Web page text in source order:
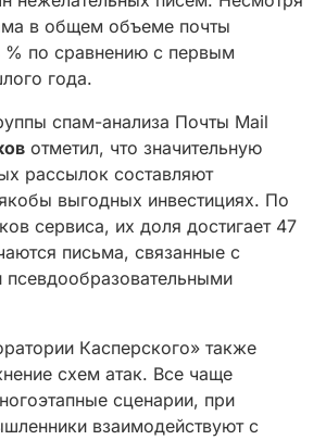
в общем объеме почты
% по сравнению с первым
года.
спам-анализа Почты Mail
отметил, что значительную
рассылок составляют
выгодных инвестициях. По
сервиса, их доля достигает 47
письма, связанные с
псевдообразовательными
Касперского» также
схем атак. Все чаще
сценарии, при
взаимодействуют с